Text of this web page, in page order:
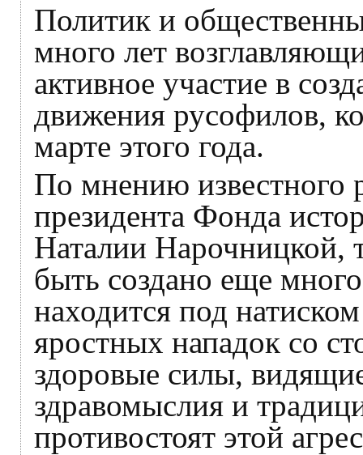
Политик и
много лет
активное участие в
движения русофилов,
марте этого года.
По мнению известного
президента Фонда
Наталии Нарочницкой,
быть создано еще
находится под
яростных нападок со
здоровые силы,
здравомыслия и
противостоят этой